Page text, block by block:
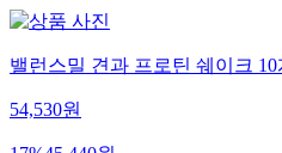
밸런스밀 견과 프로틴 쉐이크
54,530원